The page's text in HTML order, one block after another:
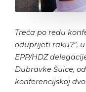
Treća po redu
oduprijeti raku?“,
EPP/HDZ
Dubravke Šuice,
konferencijskoj